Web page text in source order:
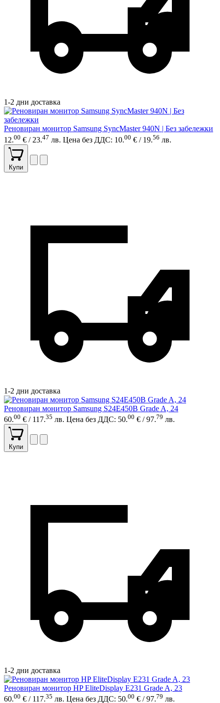
1-2 дни доставка
Реновиран монитор Samsung SyncMaster 940N | Без забележки
12.00 € / 23.47 лв. Цена без ДДС: 10.00 € / 19.56 лв.
Купи
1-2 дни доставка
Реновиран монитор Samsung S24E450B Grade A, 24
60.00 € / 117.35 лв. Цена без ДДС: 50.00 € / 97.79 лв.
Купи
1-2 дни доставка
Реновиран монитор HP EliteDisplay E231 Grade A, 23
60.00 € / 117.35 лв. Цена без ДДС: 50.00 € / 97.79 лв.